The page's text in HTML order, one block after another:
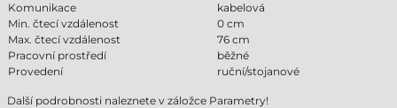
Komunikace
kabelová
Min. čtecí vzdálenost
0 cm
Max. čtecí vzdálenost
76 cm
Pracovní prostředí
běžné
Provedení
ruční/stojanové
Další podrobnosti naleznete v záložce Parametry!